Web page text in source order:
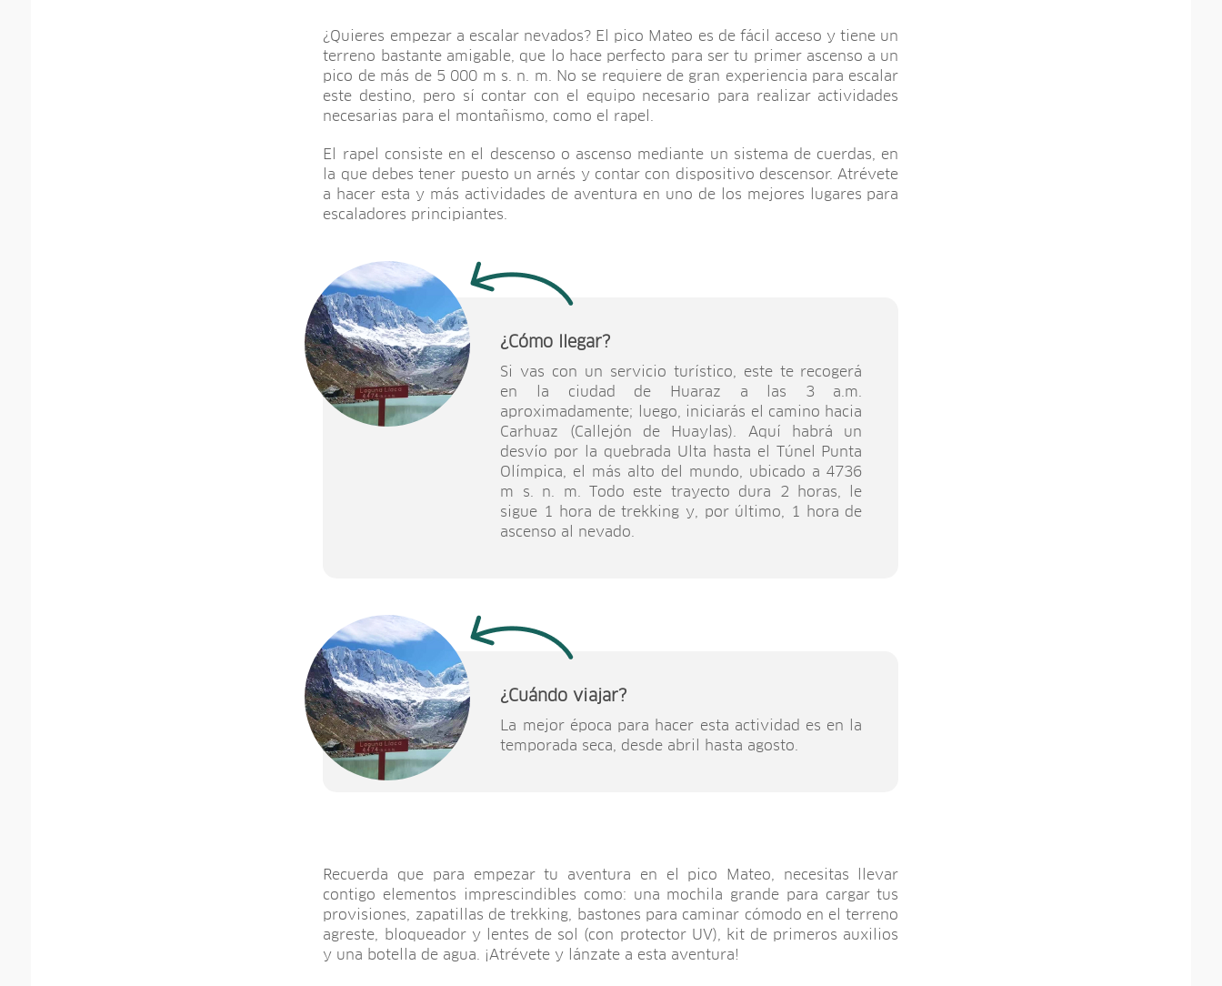
¿Quieres empezar a escalar nevados? El pico Mateo es de fácil acceso y tiene un
terreno bastante amigable, que lo hace perfecto para ser tu primer ascenso a un
pico de más de 5 000 m s. n. m. No se requiere de gran experiencia para escalar
este destino, pero sí contar con el equipo necesario para realizar actividades
necesarias para el montañismo, como el rapel.
El rapel consiste en el descenso o ascenso mediante un sistema de cuerdas, en
la que debes tener puesto un arnés y contar con dispositivo descensor. Atrévete
a hacer esta y más actividades de aventura en uno de los mejores lugares para
escaladores principiantes.
¿Cómo llegar?
Si vas con un servicio turístico, este te recogerá
en la ciudad de Huaraz a las 3 a.m.
aproximadamente; luego, iniciarás el camino hacia
Carhuaz (Callejón de Huaylas). Aquí habrá un
desvío por la quebrada Ulta hasta el Túnel Punta
Olímpica, el más alto del mundo, ubicado a 4736
m s. n. m. Todo este trayecto dura 2 horas, le
sigue 1 hora de trekking y, por último, 1 hora de
ascenso al nevado.
¿Cuándo viajar?
La mejor época para hacer esta actividad es en la
temporada seca, desde abril hasta agosto.
Recuerda que para empezar tu aventura en el pico Mateo, necesitas llevar
contigo elementos imprescindibles como: una mochila grande para cargar tus
provisiones, zapatillas de trekking, bastones para caminar cómodo en el terreno
agreste, bloqueador y lentes de sol (con protector UV), kit de primeros auxilios
y una botella de agua. ¡Atrévete y lánzate a esta aventura!